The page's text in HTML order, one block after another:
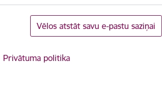
Vēlos atstāt savu e-pastu saziņai
Privātuma politika